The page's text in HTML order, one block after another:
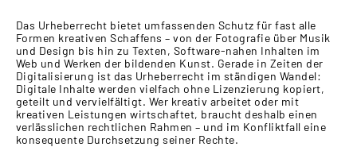
Das Urheberrecht bietet umfassenden Schutz für fast alle
Formen kreativen Schaffens – von der Fotografie über Musik
und Design bis hin zu Texten, Software-nahen Inhalten im
Web und Werken der bildenden Kunst. Gerade in Zeiten der
Digitalisierung ist das Urheberrecht im ständigen Wandel:
Digitale Inhalte werden vielfach ohne Lizenzierung kopiert,
geteilt und vervielfältigt. Wer kreativ arbeitet oder mit
kreativen Leistungen wirtschaftet, braucht deshalb einen
verlässlichen rechtlichen Rahmen – und im Konfliktfall eine
konsequente Durchsetzung seiner Rechte.